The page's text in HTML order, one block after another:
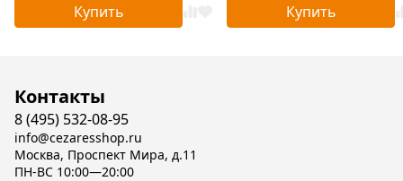
Купить Купить
Контакты
8 (495) 532-08-95
info@cezaresshop.ru
Москва, Проспект Мира, д.11
ПН-ВС 10:00—20:00